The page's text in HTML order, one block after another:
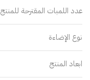
عدد اللمبات المقترحة للمنتج
نوع الإضاءة
ابعاد المنتج